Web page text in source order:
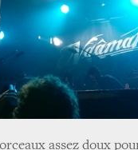
assez doux